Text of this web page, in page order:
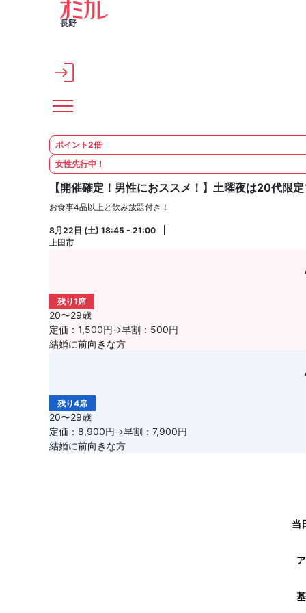
メインコンテンツへスキップ
長野
ポイント2倍
女性先行中！
【開催確定！男性におススメ！】土曜夜は20代限
お食事4品以上と飲み放題付き！
8月22日 (土) 18:45 - 21:00
上田市
残り1席
20〜29歳
定価：1,500円→早割：500円
結婚に前向きな方
残り4席
20〜29歳
定価：8,900円→早割：7,900円
結婚に前向きな方
当